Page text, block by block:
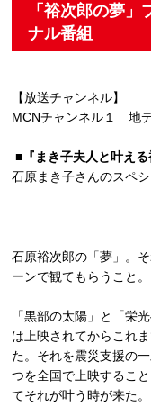
「裕次郎の夢
ナル番組
【放送チャンネル】
MCNチャンネル１ 地
■『まき子夫人と叶える
石原まき子さんのスペ
石原裕次郎の「夢」。
ーンで観てもらうこと。
「黒部の太陽」と「栄
は上映されてからこれ
た。それを震災支援の
つを全国で上映するこ
てそれが叶う時が来た。